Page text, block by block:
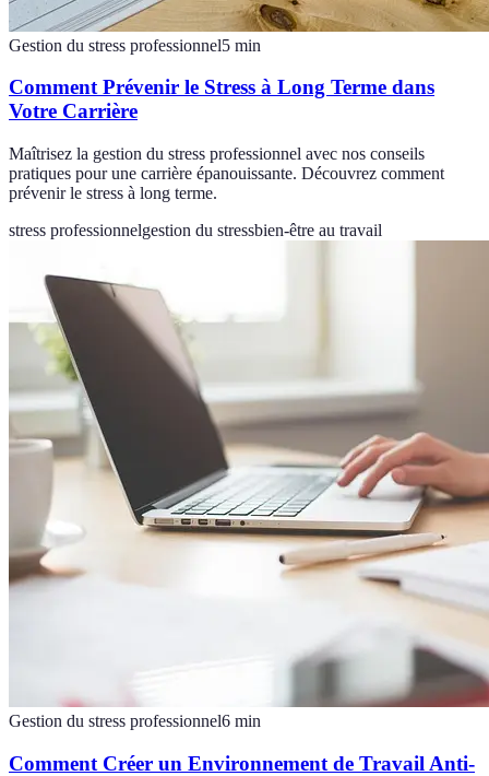
Gestion du stress professionnel5 min
Comment Prévenir le Stress à Long Terme dans
Votre Carrière
Maîtrisez la gestion du stress professionnel avec nos conseils
pratiques pour une carrière épanouissante. Découvrez comment
prévenir le stress à long terme.
stress professionnelgestion du stressbien-être au travail
Gestion du stress professionnel6 min
Comment Créer un Environnement de Travail Anti-